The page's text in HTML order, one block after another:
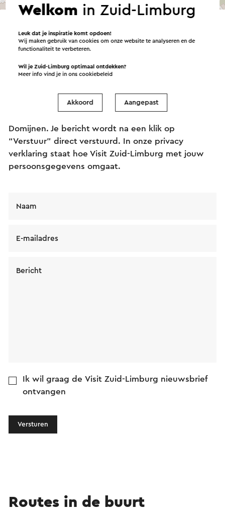
→ Plan je route
Verstuur een e-mail
Domijnen. Je bericht wordt na een klik op
“Verstuur” direct verstuurd. In onze privacy
verklaring staat hoe Visit Zuid-Limburg met jouw
persoonsgegevens omgaat.
Naam
E-mailadres
Bericht
Ik wil graag de Visit Zuid-Limburg nieuwsbrief
ontvangen
Versturen
Routes in de buurt
Welkom in Zuid-Limburg
Leuk dat je inspiratie komt opdoen!
Wij maken gebruik van cookies om onze website te analyseren en de
functionaliteit te verbeteren.
Wil je Zuid-Limburg optimaal ontdekken?
Meer info vind je in onscookiebeleid
Akkoord Aangepast